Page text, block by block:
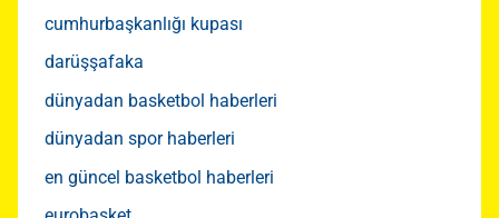
cumhurbaşkanlığı kupası
darüşşafaka
dünyadan basketbol haberleri
dünyadan spor haberleri
en güncel basketbol haberleri